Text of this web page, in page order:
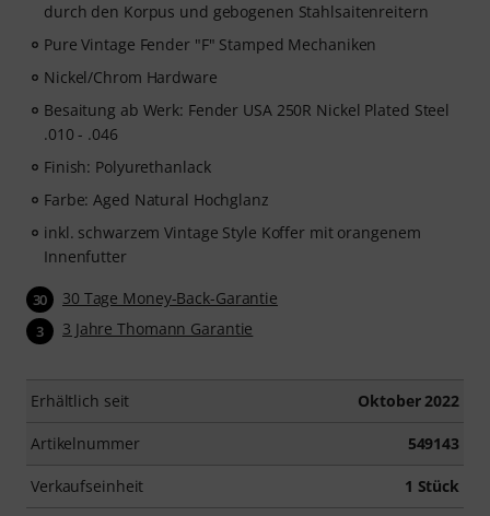
durch den Korpus und gebogenen Stahlsaitenreitern
Pure Vintage Fender "F" Stamped Mechaniken
Nickel/Chrom Hardware
Besaitung ab Werk: Fender USA 250R Nickel Plated Steel
.010 - .046
Finish: Polyurethanlack
Farbe: Aged Natural Hochglanz
inkl. schwarzem Vintage Style Koffer mit orangenem
Innenfutter
30 30 Tage Money-Back-Garantie
3 3 Jahre Thomann Garantie
Erhältlich seit Oktober 2022
Artikelnummer 549143
Verkaufseinheit 1 Stück